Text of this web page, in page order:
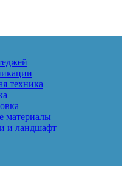
техника
материалы
и ландшафт